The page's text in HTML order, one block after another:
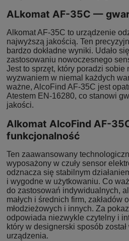
ALkomat AF-35C —
Alkomat AF-35C to urządzenie
najwyższą jakością. Ten
bardzo dokładne wyniki. Udało
zastosowaniu nowoczesnego
Jest to sprzęt, który poradzi
wyzwaniem w niemal każdych
ważne, AlcoFind AF-35C jest
Atestem EN-16280, co stanowi
jakości.
Alkomat AlcoFind AF-
funkcjonalność
Ten zaawansowany
wyposażony w czuły sensor
odznacza się stabilnym
i wygodne w użytkowaniu. Co
do zastosowań indywidualnych,
małych i średnich firm, zakładów
młodzieżowych i innych. Za
odpowiada niezwykle czytelny i
który w designerski sposób
urządzenia.